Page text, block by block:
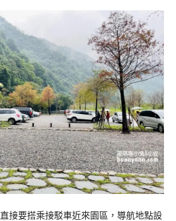
直接要搭乘接駁車近來園區，導航地點設